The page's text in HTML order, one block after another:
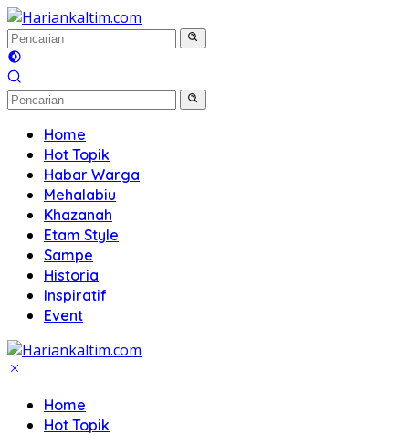
Langsung
ke
konten
Home
Hot Topik
Habar Warga
Mehalabiu
Khazanah
Etam Style
Sampe
Historia
Inspiratif
Event
Home
Hot Topik